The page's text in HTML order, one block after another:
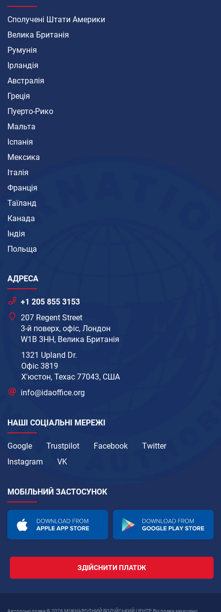
Сполучені Штати Америки
Велика Британія
Румунія
Ірландія
Австралія
Греція
Пуерто-Рико
Мальта
Іспанія
Мексика
Італія
Франція
Таїланд
Канада
Індія
Польща
АДРЕСА
+1 205 855 3153
207 Regent Street
3-й поверх, офіс, Лондон
W1B 3HH, Велика Британія
1321 Upland Dr.
Офіс 3819
Х'юстон, Техас 77043, США
info@idaoffice.org
НАШІ СОЦІАЛЬНІ МЕРЕЖІ
Google Trustpilot Facebook
Twitter
Instagram
VK
МОБІЛЬНИЙ ЗАСТОСУНОК
ЗДІЙСНИТИ ПЛАТІЖ
Авторські права © 2026 МІЖНАРОДНИЙ ВОДІЙСЬКИЙ ЦЕНТР. Всі права захищено